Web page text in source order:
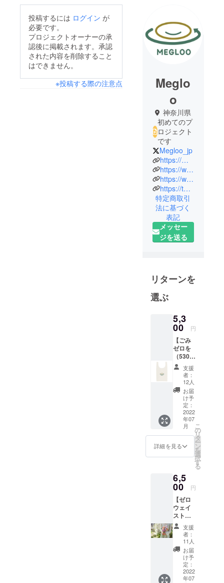
投稿するには ログイン が
必要です。
プロジェクトオーナーの承
認後に掲載されます。承認
された内容を削除すること
はできません。
※投稿する際の注意点
Meglo
o
神奈川県
初めてのプ
ロジェクト
です
Megloo_jp
https://megloo.jp
https://www.instagram.com/megloo_jp/
https://www.facebook.com/megloo.jp
https://twitter.com/megloo_jp
特定商取引
法に基づく
表記
メッセー
ジを送る
リターンを
選ぶ
5,3
00 円
【ごみ
ゼロを
（5300
）! 応援
ありが
とうご
ざいま
すパッ
ク】 ・
御礼
メール
・エコ
バック
（テイ
クアウ
ト用）
りしま
す。 エ
コバッ
クはリ
サイク
ル素材
を用い
たもの
となり
ます。
本体サ
イズ 横
x縦：
支援
者：
12人
お届
け予
定：
2022
年07
月
詳細を見る
こ
の
リ
タ
ー
ン
を
選
択
す
る
6,5
00 円
【ゼロ
ウェイ
スト！
応援あ
りがと
うござ
います
プラ
ン】 ・
御礼
メール
支援
者：
11人
お届
け予
定：
2022
年07